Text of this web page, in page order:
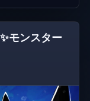
モンスター